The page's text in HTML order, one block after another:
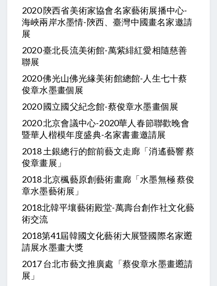
2020 陝西省美術家協會名家藝術展播中心-
海峽兩岸水墨情-陝西、臺灣中國畫名家邀請
展
2020 臺北長流美術館-萬紫緋紅愛相隨慈善
聯展
2020 佛光山佛光緣美術館總館-人生七十蔡
俊章水墨畫個展
2020 國立國父紀念館-蔡俊章水墨畫個展
2020 北京會議中心-2020華人春節聯歡晚會
暨華人楷模年度盛典-名家書畫邀請展
2018 土銀總行的館前藝文走廊「消遙藝響 蔡
俊章畫展」
2018 北京楓藝原創藝術畫廊「水墨無極 蔡俊
章水墨藝術展」
2018北韓平壤藝術殿堂-萬壽台創作社文化藝
術交流
2018第41屆韓國文化藝術大展暨國際名家𨘋
請展水墨畫大獎
2017 台北市藝文推廣處「蔡俊章水墨畫𨘋請
展」